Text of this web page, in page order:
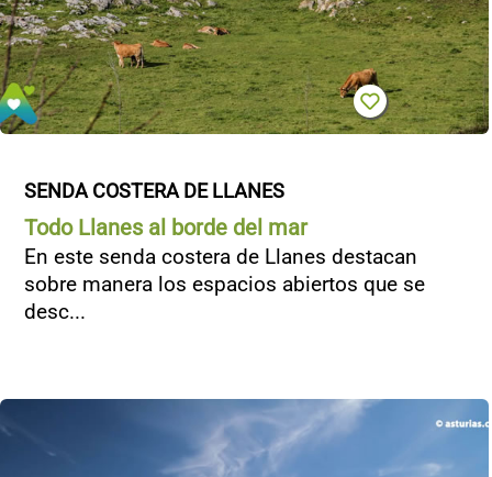
SENDA COSTERA DE LLANES
Todo Llanes al borde del mar
En este senda costera de Llanes destacan
sobre manera los espacios abiertos que se
desc...